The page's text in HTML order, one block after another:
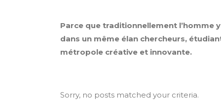
Parce que traditionnellement
dans un même élan chercheurs,
métropole créative et innovante.
Sorry, no posts matched your criteria.